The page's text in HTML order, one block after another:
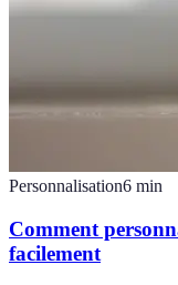
Personnalisation6 min
Comment
facilement